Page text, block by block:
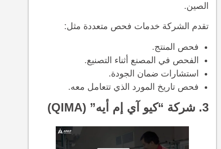
الصين.
تقدم الشركة خدمات فحص متعددة مثل:
فحص المنتج.
الفحص في المصنع أثناء التصنيع.
استشارات ضمان الجودة.
فحص تاريخ المورد الذي تتعامل معه.
3. شركة “كيو آي إم أيه” (QIMA)